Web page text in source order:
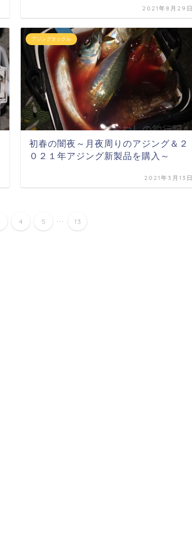
2021年8月29日
アジングタックル
初春の闇夜～月夜周りのアジング＆２
０２１年アジング新製品を購入～
2021年3月13日
4 5 ... 13